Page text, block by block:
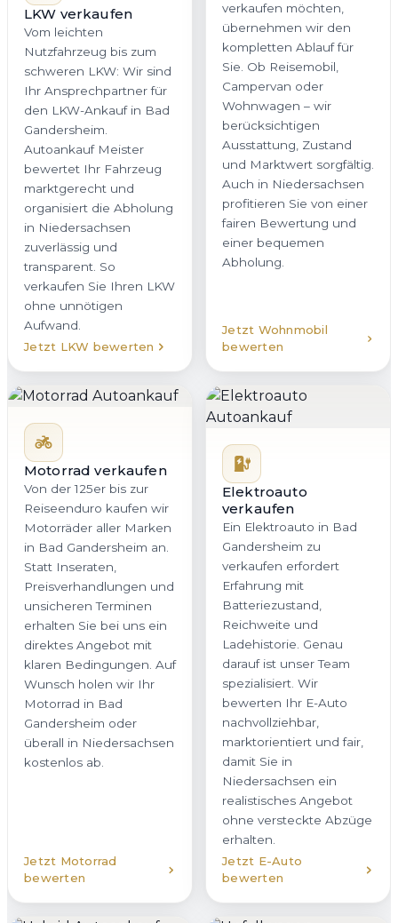
LKW verkaufen
Vom leichten
Nutzfahrzeug bis zum
schweren LKW: Wir sind
Ihr Ansprechpartner für
den LKW-Ankauf in Bad
Gandersheim.
Autoankauf Meister
bewertet Ihr Fahrzeug
marktgerecht und
organisiert die Abholung
in Niedersachsen
zuverlässig und
transparent. So
verkaufen Sie Ihren LKW
ohne unnötigen
Aufwand.
Jetzt LKW bewerten
verkaufen möchten,
übernehmen wir den
kompletten Ablauf für
Sie. Ob Reisemobil,
Campervan oder
Wohnwagen – wir
berücksichtigen
Ausstattung, Zustand
und Marktwert sorgfältig.
Auch in Niedersachsen
profitieren Sie von einer
fairen Bewertung und
einer bequemen
Abholung.
Jetzt Wohnmobil
bewerten
Motorrad verkaufen
Von der 125er bis zur
Reiseenduro kaufen wir
Motorräder aller Marken
in Bad Gandersheim an.
Statt Inseraten,
Preisverhandlungen und
unsicheren Terminen
erhalten Sie bei uns ein
direktes Angebot mit
klaren Bedingungen. Auf
Wunsch holen wir Ihr
Motorrad in Bad
Gandersheim oder
überall in Niedersachsen
kostenlos ab.
Jetzt Motorrad
bewerten
Elektroauto
verkaufen
Ein Elektroauto in Bad
Gandersheim zu
verkaufen erfordert
Erfahrung mit
Batteriezustand,
Reichweite und
Ladehistorie. Genau
darauf ist unser Team
spezialisiert. Wir
bewerten Ihr E-Auto
nachvollziehbar,
marktorientiert und fair,
damit Sie in
Niedersachsen ein
realistisches Angebot
ohne versteckte Abzüge
erhalten.
Jetzt E-Auto
bewerten